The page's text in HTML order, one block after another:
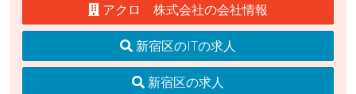
アクロ 株式会社の会社情報
新宿区のITの求人
新宿区の求人